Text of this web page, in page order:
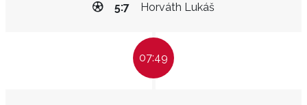
Horváth Lukáš
5:7
07:49